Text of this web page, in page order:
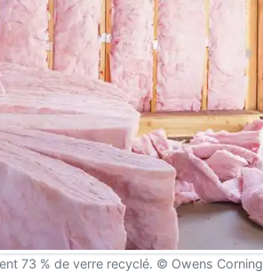
73 % de verre recyclé. © Owens Corning